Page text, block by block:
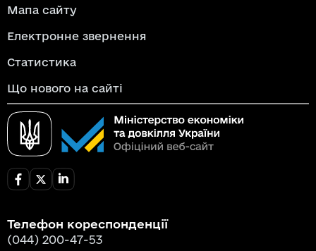
Мапа сайту
Електронне звернення
Статистика
Що нового на сайті
Телефон кореспонденції
(044) 200-47-53